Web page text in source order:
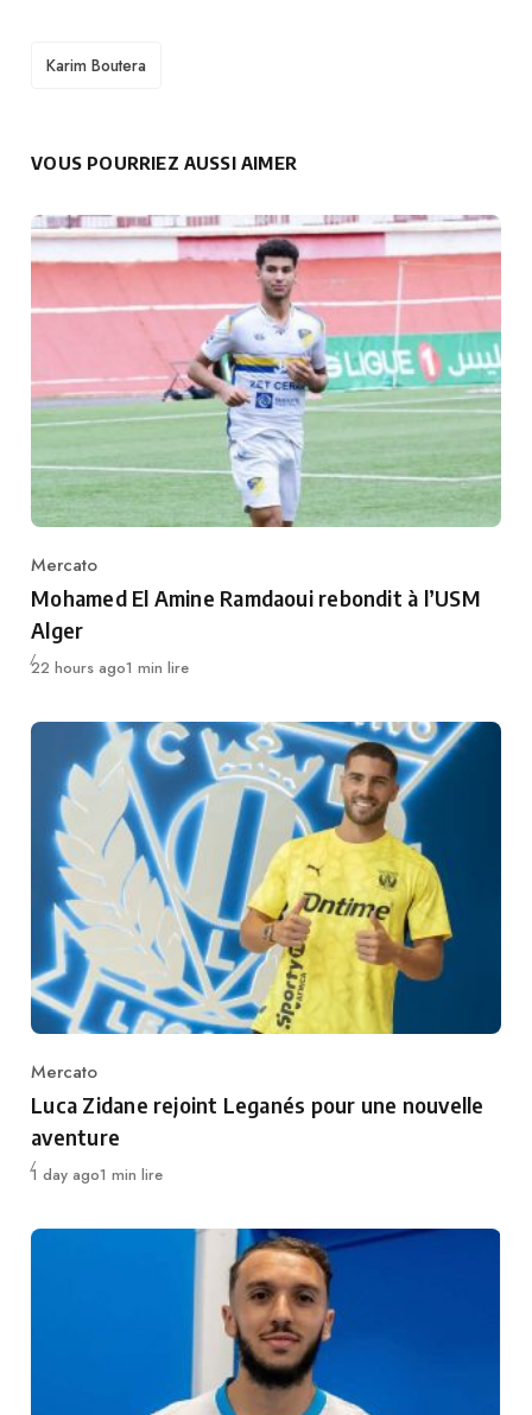
TAGS
Karim Boutera
VOUS POURRIEZ AUSSI AIMER
Category
Mercato
Mohamed El Amine Ramdaoui rebondit à l’USM
Alger
Publié
22 hours ago1 min lire
Category
Mercato
Luca Zidane rejoint Leganés pour une nouvelle
aventure
Publié
1 day ago1 min lire